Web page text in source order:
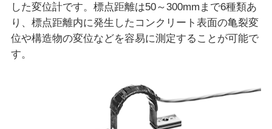
した変位計です。標点距離は50～300mmまで6種類あ
り、標点距離内に発生したコンクリート表面の亀裂変
位や構造物の変位などを容易に測定することが可能で
す。